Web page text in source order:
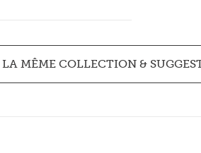
MÊME COLLECTION &